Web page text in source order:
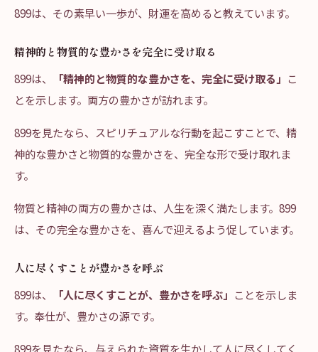
899は、その素早い一歩が、財運を高めると教えています。
精神的と物質的な豊かさを完全に受け取る
899は、
「精神的と物質的な豊かさを、完全に受け取る」 こ
とを示します。両方の豊かさが訪れます。
899を見たなら、スピリチュアルな行動を起こすことで、精
神的な豊かさと物質的な豊かさを、完全な形で受け取れま
す。
物質と精神の両方の豊かさは、人生を深く満たします。899
は、その完全な豊かさを、喜んで迎えるよう促しています。
人に尽くすことが豊かさを呼ぶ
899は、
「人に尽くすことが、豊かさを呼ぶ」 ことを示しま
す。奉仕が、豊かさの源です。
899を見たなら、与えられた資質を生かして人に尽くしてく